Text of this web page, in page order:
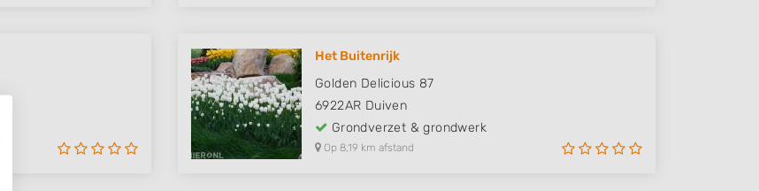
Het Buitenrijk
Golden Delicious 87
6922AR Duiven
Grondverzet & grondwerk
Op 8,19 km afstand